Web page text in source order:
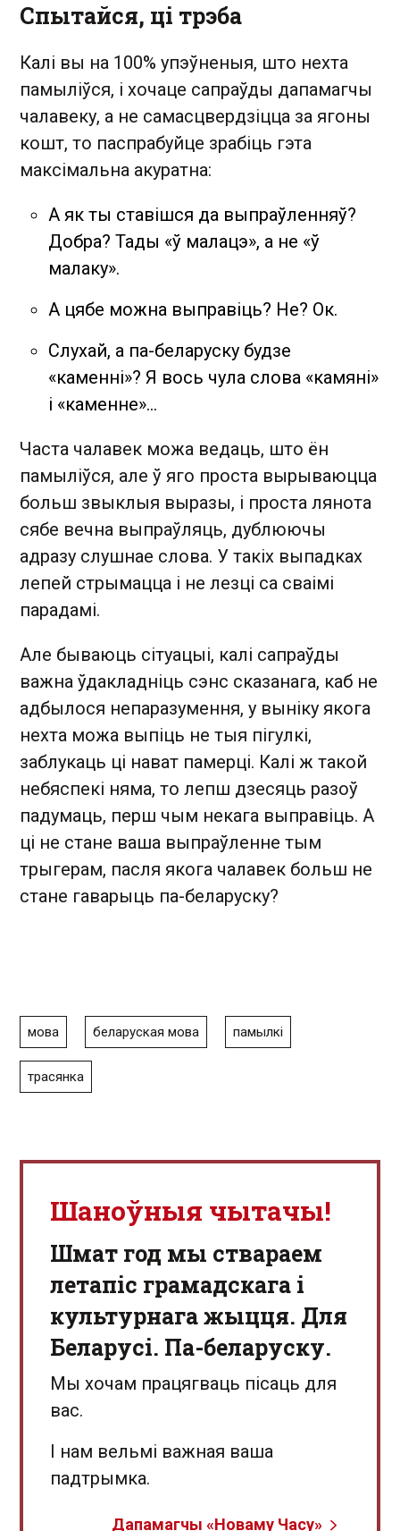
Спытайся, ці трэба
Калі вы на 100% упэўненыя, што нехта
памыліўся, і хочаце сапраўды дапамагчы
чалавеку, а не самасцвердзіцца за ягоны
кошт, то паспрабуйце зрабіць гэта
максімальна акуратна:
А як ты ставішся да выпраўленняў?
Добра? Тады «ў малацэ», а не «ў
малаку».
А цябе можна выправіць? Не? Ок.
Слухай, а па-беларуску будзе
«каменні»? Я вось чула слова «камяні»
і «каменне»…
Часта чалавек можа ведаць, што ён
памыліўся, але ў яго проста вырываюцца
больш звыклыя выразы, і проста лянота
сябе вечна выпраўляць, дублюючы
адразу слушнае слова. У такіх выпадках
лепей стрымацца і не лезці са сваімі
парадамі.
Але бываюць сітуацыі, калі сапраўды
важна ўдакладніць сэнс сказанага, каб не
адбылося непаразумення, у выніку якога
нехта можа выпіць не тыя пігулкі,
заблукаць ці нават памерці. Калі ж такой
небяспекі няма, то лепш дзесяць разоў
падумаць, перш чым некага выправіць. А
ці не стане ваша выпраўленне тым
трыгерам, пасля якога чалавек больш не
стане гаварыць па-беларуску?
мова беларуская мова памылкі
трасянка
Шаноўныя чытачы!
Шмат год мы ствараем
летапіс грамадскага і
культурнага жыцця. Для
Беларусі. Па-беларуску.
Мы хочам працягваць пісаць для
вас.
І нам вельмі важная ваша
падтрымка.
Дапамагчы «Новаму Часу»